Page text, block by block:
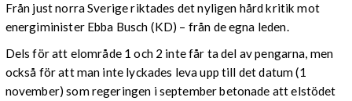
Från just norra Sverige riktades det nyligen hård kritik mot
energiminister Ebba Busch (KD) – från de egna leden.
Dels för att elområde 1 och 2 inte får ta del av pengarna, men
också för att man inte lyckades leva upp till det datum (1
november) som regeringen i september betonade att elstödet